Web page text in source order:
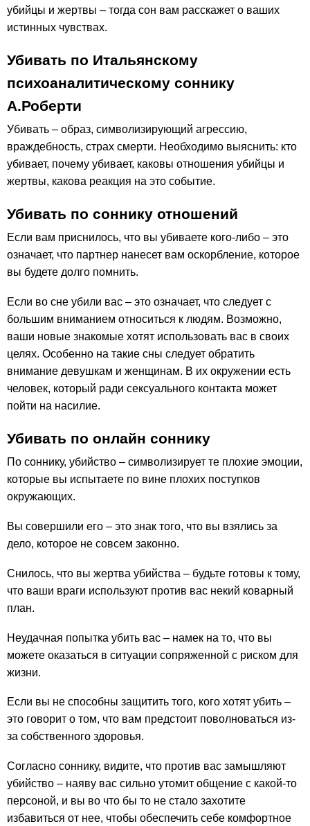
убийцы и жертвы – тогда сон вам расскажет о ваших
истинных чувствах.
Убивать по Итальянскому
психоаналитическому соннику
А.Роберти
Убивать – образ, символизирующий агрессию,
враждебность, страх смерти. Необходимо выяснить: кто
убивает, почему убивает, каковы отношения убийцы и
жертвы, какова реакция на это событие.
Убивать по соннику отношений
Если вам приснилось, что вы убиваете кого-либо – это
означает, что партнер нанесет вам оскорбление, которое
вы будете долго помнить.
Если во сне убили вас – это означает, что следует с
большим вниманием относиться к людям. Возможно,
ваши новые знакомые хотят использовать вас в своих
целях. Особенно на такие сны следует обратить
внимание девушкам и женщинам. В их окружении есть
человек, который ради сексуального контакта может
пойти на насилие.
Убивать по онлайн соннику
По соннику, убийство – символизирует те плохие эмоции,
которые вы испытаете по вине плохих поступков
окружающих.
Вы совершили его – это знак того, что вы взялись за
дело, которое не совсем законно.
Снилось, что вы жертва убийства – будьте готовы к тому,
что ваши враги используют против вас некий коварный
план.
Неудачная попытка убить вас – намек на то, что вы
можете оказаться в ситуации сопряженной с риском для
жизни.
Если вы не способны защитить того, кого хотят убить –
это говорит о том, что вам предстоит поволноваться из-
за собственного здоровья.
Согласно соннику, видите, что против вас замышляют
убийство – наяву вас сильно утомит общение с какой-то
персоной, и вы во что бы то не стало захотите
избавиться от нее, чтобы обеспечить себе комфортное